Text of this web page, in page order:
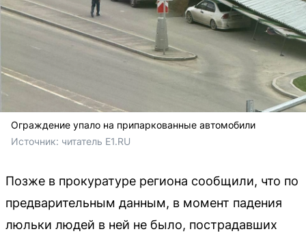
Ограждение упало на припаркованные автомобили
Источник: читатель E1.RU
Позже в прокуратуре региона сообщили, что по
предварительным данным, в момент падения
люльки людей в ней не было, пострадавших